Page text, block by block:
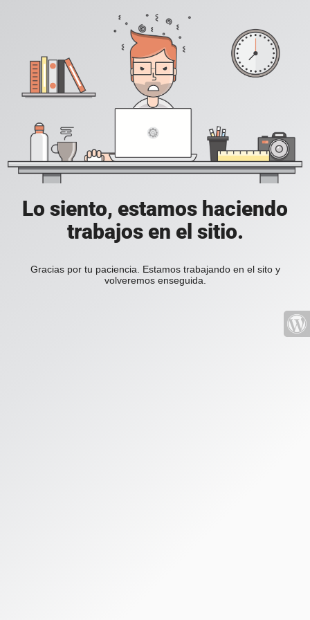
Lo siento, estamos haciendo
trabajos en el sitio.
Gracias por tu paciencia. Estamos trabajando en el sito y
volveremos enseguida.